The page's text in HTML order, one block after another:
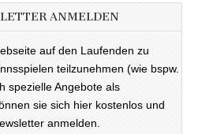
ANMELDEN
auf den Laufenden zu
teilzunehmen (wie bspw.
spezielle Angebote als
sie sich hier kostenlos und
anmelden.